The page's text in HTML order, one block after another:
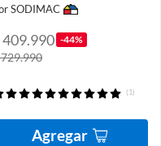
SODIMAC
409.990 -44%
(1)
Agregar